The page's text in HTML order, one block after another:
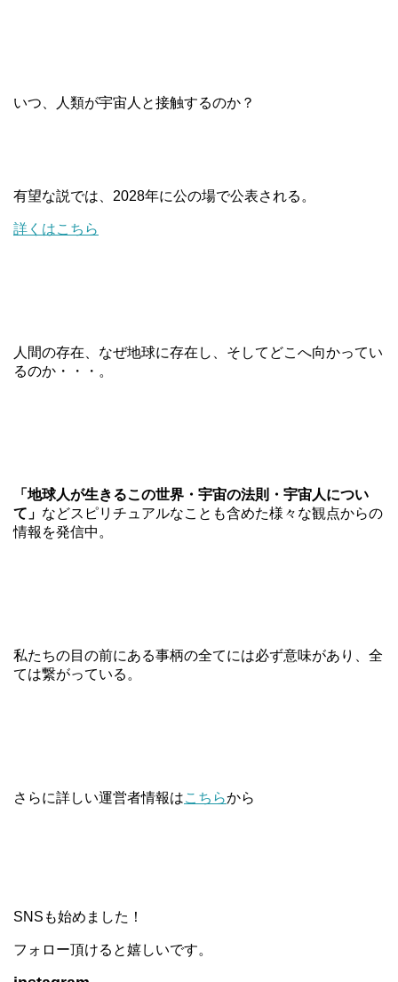
いつ、人類が宇宙人と接触するのか？
有望な説では、 2028年に公の場で公表される。
詳くはこちら
人間の存在、なぜ地球に存在し、そしてどこへ向かってい
るのか・・・。
「地球人が生きるこの世界・宇宙の法則・宇宙人につい
て」 などスピリチュアルなことも含めた様々な観点からの
情報を発信中。
私たちの目の前にある事柄の全てには必ず意味があり、全
ては繋がっている。
さらに詳しい運営者情報はこちらから
SNSも始めました！
フォロー頂けると嬉しいです。